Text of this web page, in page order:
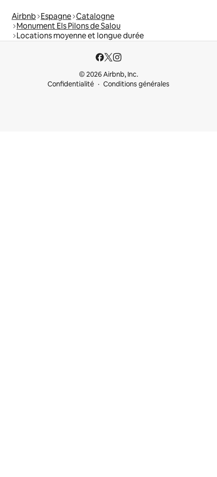
Airbnb Espagne Catalogne
Monument Els Pilons de Salou
Locations moyenne et longue durée
© 2026 Airbnb, Inc.
Confidentialité
Conditions générales